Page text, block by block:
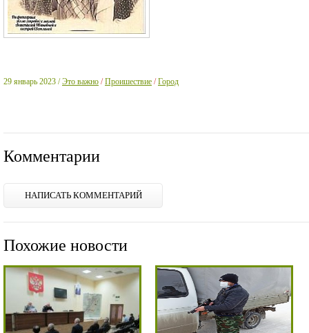
29 январь 2023 / Это важно /Проишествие /Город
Комментарии
НАПИСАТЬ КОММЕНТАРИЙ
Похожие новости